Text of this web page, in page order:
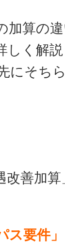
加算の
しく解
にそち
改善加
ス要件